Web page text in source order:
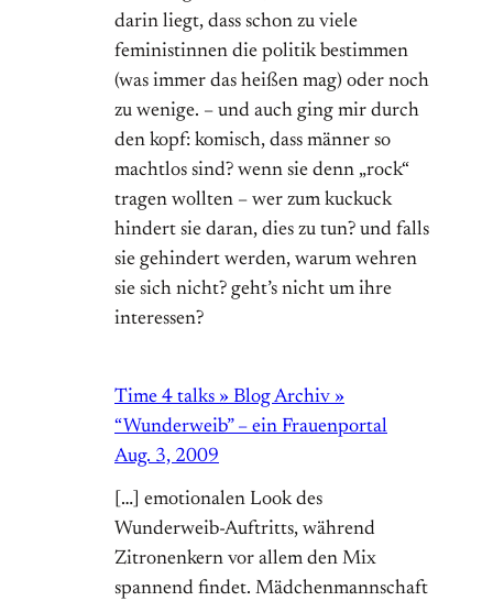
darin liegt, dass schon zu viele
feministinnen die politik bestimmen
(was immer das heißen mag) oder noch
zu wenige. – und auch ging mir durch
den kopf: komisch, dass männer so
machtlos sind? wenn sie denn „rock“
tragen wollten – wer zum kuckuck
hindert sie daran, dies zu tun? und falls
sie gehindert werden, warum wehren
sie sich nicht? geht’s nicht um ihre
interessen?
Time 4 talks » Blog Archiv »
“Wunderweib” – ein Frauenportal
Aug. 3, 2009
[…] emotionalen Look des
Wunderweib-Auftritts, während
Zitronenkern vor allem den Mix
spannend findet. Mädchenmannschaft